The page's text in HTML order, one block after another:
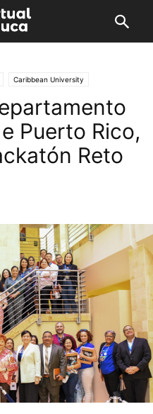
Caribbean University
Puerto Rico,
Reto